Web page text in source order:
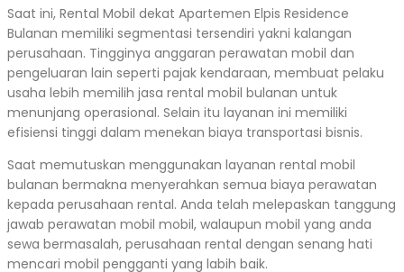
Saat ini, Rental Mobil dekat Apartemen Elpis Residence
Bulanan memiliki segmentasi tersendiri yakni kalangan
perusahaan. Tingginya anggaran perawatan mobil dan
pengeluaran lain seperti pajak kendaraan, membuat pelaku
usaha lebih memilih jasa rental mobil bulanan untuk
menunjang operasional. Selain itu layanan ini memiliki
efisiensi tinggi dalam menekan biaya transportasi bisnis.
Saat memutuskan menggunakan layanan rental mobil
bulanan bermakna menyerahkan semua biaya perawatan
kepada perusahaan rental. Anda telah melepaskan tanggung
jawab perawatan mobil mobil, walaupun mobil yang anda
sewa bermasalah, perusahaan rental dengan senang hati
mencari mobil pengganti yang labih baik.